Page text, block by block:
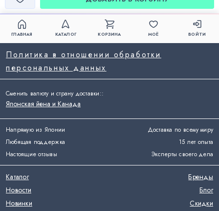
ГЛАВНАЯ КАТАЛОГ КОРЗИНА МОЁ ВОЙТИ
Напрямую из Японии
Доставка по всему миру
Любящая поддержка
15 лет опыта
Настоящие отзывы
Эксперты своего дела
Политика в отношении обработки
персональных данных
Каталог
Бренды
Новости
Блог
Новинки
Скидки
Сменить валюту и страну доставки::
Японская йена и Канада